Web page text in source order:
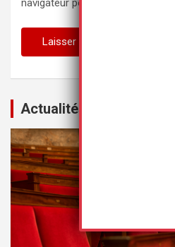
navigateur pour mon prochain
Actualités